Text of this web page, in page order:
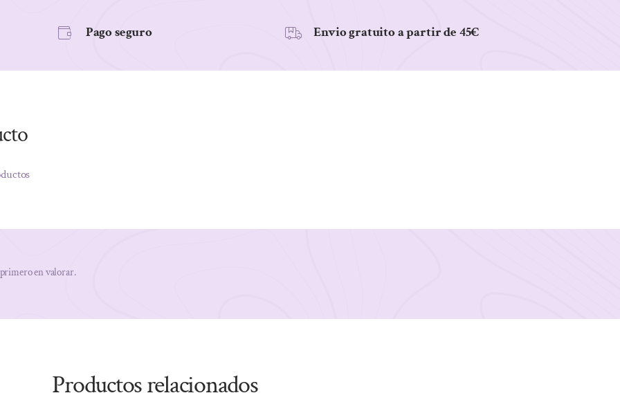
Pago seguro Envio gratuito a partir de 45€
primero en valorar.
Productos relacionados